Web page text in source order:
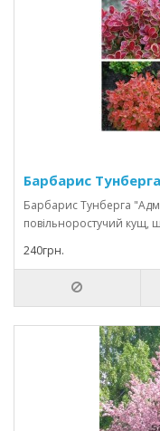
Барбарис Тунберга
Барбарис Тунберга
повільноростучий кущ,
240грн.